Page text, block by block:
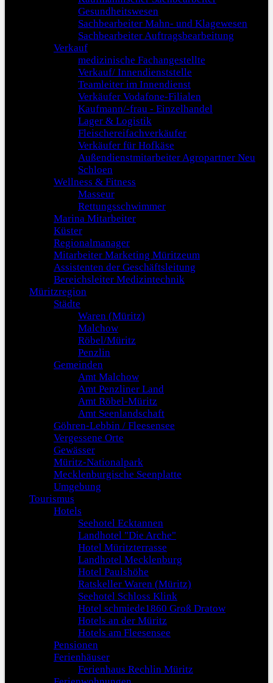
Gesundheitswesen
Sachbearbeiter Mahn- und Klagewesen
Sachbearbeiter Auftragsbearbeitung
Verkauf
medizinische Fachangestellte
Verkauf/ Innendienststelle
Teamleiter im Innendienst
Verkäufer Vodafone-Filialen
Kaufmann/-frau - Einzelhandel
Lager & Logistik
Fleischereifachverkäufer
Verkäufer für Hofkäse
Außendienstmitarbeiter Agropartner Neu
Schloen
Wellness & Fitness
Masseur
Rettungsschwimmer
Marina Mitarbeiter
Küster
Regionalmanager
Mitarbeiter Marketing Müritzeum
Assistenten der Geschäftsleitung
Bereichsleiter Medizintechnik
Müritzregion
Städte
Waren (Müritz)
Malchow
Röbel/Müritz
Penzlin
Gemeinden
Amt Malchow
Amt Penzliner Land
Amt Röbel-Müritz
Amt Seenlandschaft
Göhren-Lebbin / Fleesensee
Vergessene Orte
Gewässer
Müritz-Nationalpark
Mecklenburgische Seenplatte
Umgebung
Tourismus
Hotels
Seehotel Ecktannen
Landhotel "Die Arche"
Hotel Müritzterrasse
Landhotel Mecklenburg
Hotel Paulshöhe
Ratskeller Waren (Müritz)
Seehotel Schloss Klink
Hotel schmiede1860 Groß Dratow
Hotels an der Müritz
Hotels am Fleesensee
Pensionen
Ferienhäuser
Ferienhaus Rechlin Müritz